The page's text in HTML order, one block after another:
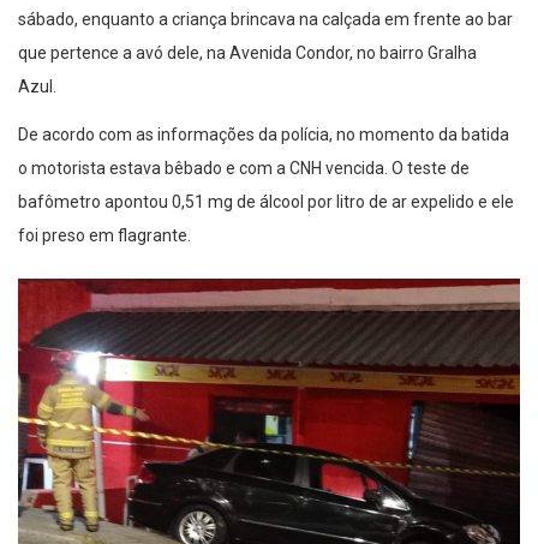
sábado, enquanto a criança brincava na calçada em frente ao bar
que pertence a avó dele, na Avenida Condor, no bairro Gralha
Azul.
De acordo com as informações da polícia, no momento da batida
o motorista estava bêbado e com a CNH vencida. O teste de
bafômetro apontou 0,51 mg de álcool por litro de ar expelido e ele
foi preso em flagrante.